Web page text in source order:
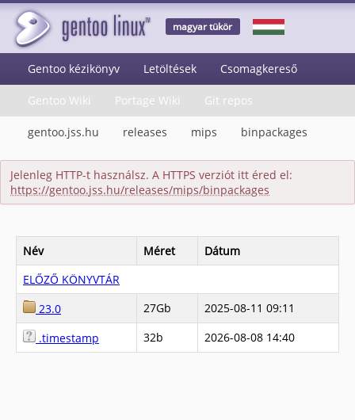
magyar tükör
Gentoo kézikönyv Letöltések Csomagkereső
Gentoo Wiki Portage Wiki Git repos
gentoo.jss.hu releases mips binpackages
Jelenleg HTTP-t használsz. A HTTPS verziót itt éred el:
https://gentoo.jss.hu/releases/mips/binpackages
Név Méret
Dátum
ELŐZŐ KÖNYVTÁR
23.0
27Gb
2025-08-11 09:11
.timestamp
32b 2026-08-08 14:40